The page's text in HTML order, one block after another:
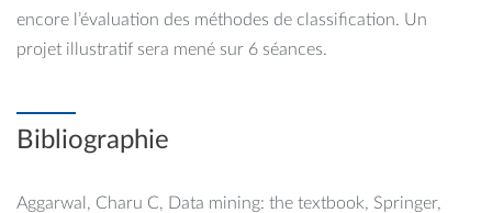
encore l’évaluation des méthodes de classification. Un
projet illustratif sera mené sur 6 séances.
Bibliographie
Aggarwal, Charu C, Data mining: the textbook, Springer,